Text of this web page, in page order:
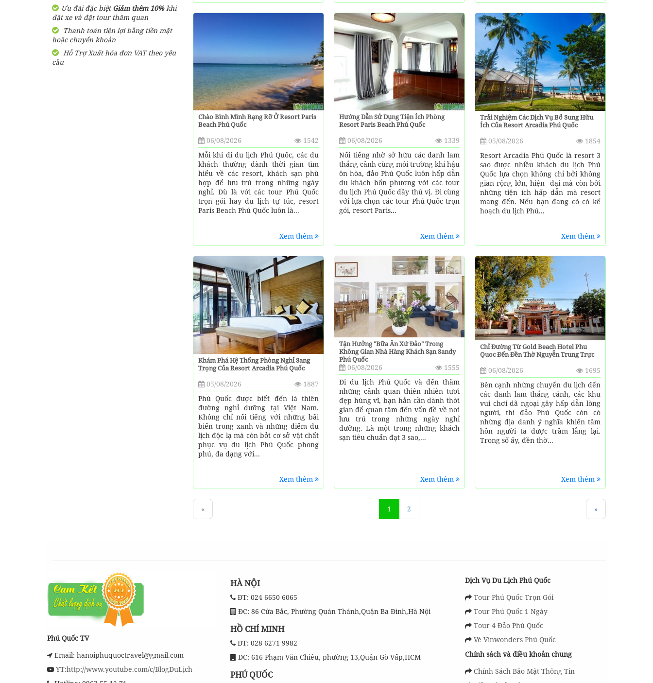
Phà cao tốc Thạnh Thới đi
Phú Quốc mất thời gian
bao lâu?
Tổng hợp các nhà xe đi
Ưu đãi đặc biệtGiảm thêm 10%khi
đặt xe và đặt tour thăm quan
Thanh toán tiện lợi bằng tiền mặt
hoặc chuyển khoản
Hỗ Trợ Xuất hóa đơn VAT theo yêu
cầu
Chào Bình Mình Rạng Rỡ Ở Resort Paris
Beach Phú Quốc
06/08/2026
1542
Mỗi khi đi du lịch Phú Quốc, các du
khách thường dành thời gian tìm
hiểu về các resort, khách sạn phù
hợp để lưu trú trong những ngày
nghỉ. Dù là với các tour Phú Quốc
trọn gói hay du lịch tự túc, resort
Paris Beach Phú Quốc luôn là...
Xem thêm
Hướng Dẫn Sử Dụng Tiện Ích Phòng
Resort Paris Beach Phú Quốc
06/08/2026
1339
Nổi tiếng nhờ sở hữu các danh lam
thắng cảnh cùng môi trường khí hậu
ôn hòa, đảo Phú Quốc luôn hấp dẫn
du khách bốn phương với các tour
du lịch Phú Quốc đầy thú vị. Đi cùng
với lựa chọn các tour Phú Quốc trọn
gói, resort Paris...
Xem thêm
Trải Nghiệm Các Dịch Vụ Bổ Sung Hữu
Ích Của Resort Arcadia Phú Quốc
05/08/2026
1854
Resort Arcadia Phú Quốc là resort 3
sao được nhiều khách du lịch Phú
Quốc lựa chọn không chỉ bởi không
gian rộng lớn, hiện đại mà còn bởi
những tiện ích hấp dẫn mà resort
mang đến. Nếu bạn đang có có kế
hoạch du lịch Phú...
Xem thêm
Khám Phá Hệ Thống Phòng Nghỉ Sang
Trọng Của Resort Arcadia Phú Quốc
05/08/2026
1887
Phú Quốc được biết đến là thiên
đường nghỉ dưỡng tại Việt Nam.
Không chỉ nổi tiếng với những bãi
biển trong xanh và những điểm du
lịch độc lạ mà còn bởi cơ sở vật chất
phục vụ du lịch Phú Quốc phong
phú, đa dạng với...
Xem thêm
Tận Hưởng "bữa Ăn Xứ Đảo" Trong
Không Gian Nhà Hàng Khách Sạn Sandy
Phú Quốc
06/08/2026
1555
Đi du lịch Phú Quốc và đến thăm
những cảnh quan thiên nhiên tươi
đẹp hùng vĩ, bạn hẳn cần dành thời
gian để quan tâm đến vấn đề về nơi
lưu trú trong những ngày nghỉ
dưỡng. Là một trong những khách
sạn tiêu chuẩn đạt 3 sao,...
Xem thêm
Chỉ Đường Từ Gold Beach Hotel Phu
Quoc Đến Đền Thờ Nguyễn Trung Trực
06/08/2026
1695
Bên cạnh những chuyến du lịch đến
các danh lam thắng cảnh, các khu
vui chơi dã ngoại gây hấp dẫn lòng
người, thì đảo Phú Quốc còn có
những địa danh ý nghĩa khiến tâm
hồn người ta được trầm lắng lại.
Trong số ấy, đền thờ...
Xem thêm
« 1 2 »
Phú Quốc TV
Email: hanoiphuquoctravel@gmail.com
YT:http://www.youtube.com/c/BlogDuLịch
HÀ NỘI
ĐT: 024 6650 6065
ĐC: 86 Cửa Bắc, Phường Quán Thánh,Quận Ba Đình,Hà Nội
HỒ CHÍ MINH
ĐT: 028 6271 9982
ĐC: 616 Phạm Văn Chiêu, phường 13,Quận Gò Vấp,HCM
PHÚ QUỐC
Dịch Vụ Du Lịch Phú Quốc
Tour Phú Quốc Trọn Gói
Tour Phú Quốc 1 Ngày
Tour 4 Đảo Phú Quốc
Vé Vinwonders Phú Quốc
Chính sách và điều khoản chung
Chính Sách Bảo Mật Thông Tin